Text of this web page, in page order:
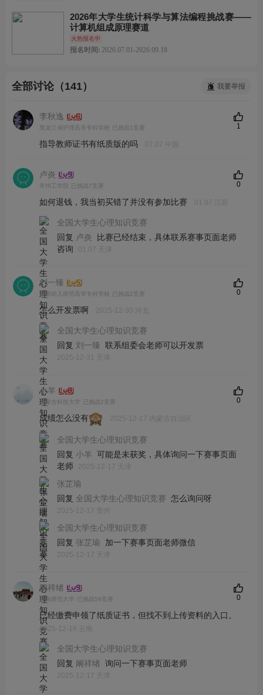
2026年大学生统计科学与算法编程挑战赛——
计算机组成原理赛道
火热报名中
报名时间: 2026.07.01-2026.09.18
全部讨论（141） 我要举报
李秋逸
黑龙江省护理高等专科学校 已挑战1竞赛
07.07 中国
1
卢炎
常州工学院 已挑战7竞赛
01.07 江苏
0
全国大学生心理知识竞赛
回复 卢炎
比赛已经结束，具体联系赛事页面老师
咨询
01.07 天津
刘一臻
邯郸幼儿师范高等专科学校 已挑战2竞赛
2025-12-30 河北
0
全国大学生心理知识竞赛
回复 刘一臻 联系组委会老师可以开发票
2025-12-31 天津
小羊
内蒙古科技大学 已挑战2竞赛
成绩怎么没有 2025-12-17 内蒙古自治区
0
全国大学生心理知识竞赛
回复 小羊 可能是未获奖，具体询问一下赛事页面
老师
2025-12-17 天津
张芷瑜
回复 全国大学生心理知识竞赛 怎么询问呀
2025-12-17 贵州
全国大学生心理知识竞赛
回复 张芷瑜 加一下赛事页面老师微信
2025-12-17 天津
阚祥绪
云南师范大学 已挑战59竞赛
2025-12-16 云南
0
全国大学生心理知识竞赛
回复 阚祥绪 询问一下赛事页面老师
2025-12-17 天津